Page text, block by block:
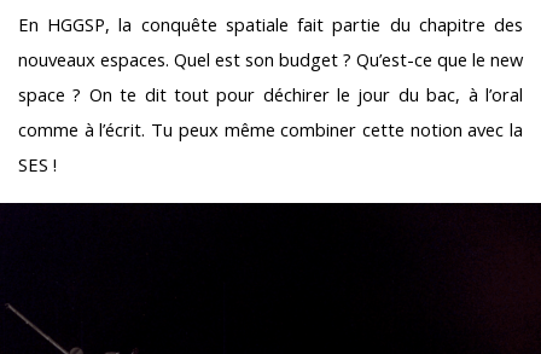
En HGGSP, la conquête spatiale fait partie du chapitre des
nouveaux espaces. Quel est son budget ? Qu’est-ce que le new
space ? On te dit tout pour déchirer le jour du bac, à l’oral
comme à l’écrit. Tu peux même combiner cette notion avec la
SES !